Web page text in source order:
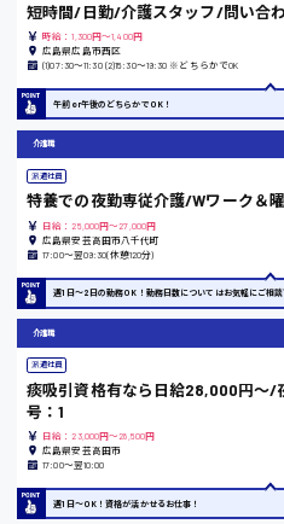
島根県
香川県
愛知県
時給1200円〜
時給1100円〜
短時間/日勤/介護スタッフ/問い合
時給：1,300円～1,400円
広島県広島市西区
(1)07:30〜11:30 (2)15:30〜19:30 ※どちらかでOK
午前or午後のどちらかでOK！
介護職
派遣社員
特養での夜勤専従介護/Wワーク＆
日給：25,000円～27,000円
広島県安芸高田市八千代町
17:00〜翌09:30(休憩120分)
週1日〜2日の勤務OK！勤務日数についてはお気軽にご相談
介護職
派遣社員
痰吸引資格有なら日給28,000円〜/
号：1
日給：23,000円～28,500円
広島県安芸高田市
17:00〜翌10:00
週1日〜OK！資格が活かせるお仕事！